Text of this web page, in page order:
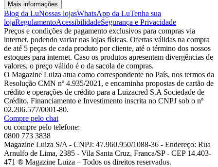
Mais informações
Blog da LuNossas lojasWhatsApp da LuTenha sua
lojaRegulamentoAcessibilidadeSegurança e Privacidade
Preços e condições de pagamento exclusivos para compras via
internet, podendo variar nas lojas físicas. Ofertas válidas na compra
de até 5 peças de cada produto por cliente, até o término dos nossos
estoques para internet. Caso os produtos apresentem divergências de
valores, o preço válido é o da sacola de compras.
O Magazine Luiza atua como correspondente no País, nos termos da
Resolução CMN nº 4.935/2021, e encaminha propostas de cartão de
crédito e operações de crédito para a Luizacred S.A Sociedade de
Crédito, Financiamento e Investimento inscrita no CNPJ sob o nº
02.206.577/0001-80.
Compre pelo chat
ou compre pelo telefone:
0800 773 3838
Magazine Luiza S/A - CNPJ: 47.960.950/1088-36 - Endereço: Rua
Arnulfo de Lima, 2385 - Vila Santa Cruz, Franca/SP - CEP 14.403-
471 ® Magazine Luiza – Todos os direitos reservados.